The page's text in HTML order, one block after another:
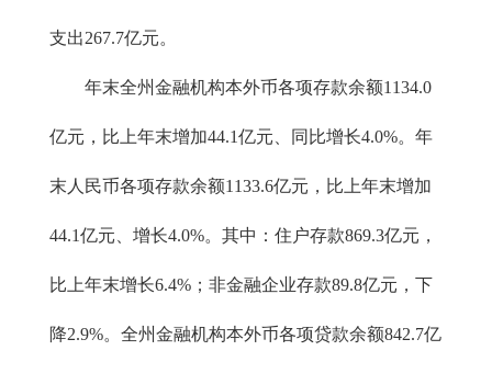
支出267.7亿元。
年末全州金融机构本外币各项存款余额1134.0
亿元，比上年末增加44.1亿元、同比增长4.0%。年
末人民币各项存款余额1133.6亿元，比上年末增加
44.1亿元、增长4.0%。其中：住户存款869.3亿元，
比上年末增长6.4%；非金融企业存款89.8亿元，下
降2.9%。全州金融机构本外币各项贷款余额842.7亿